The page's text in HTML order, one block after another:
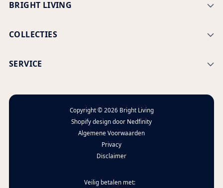
BRIGHT LIVING
COLLECTIES
SERVICE
Copyright © 2026 Bright Living
Shopify design door Nedfinity
Algemene Voorwaarden
Privacy
Disclaimer
Veilig betalen met: